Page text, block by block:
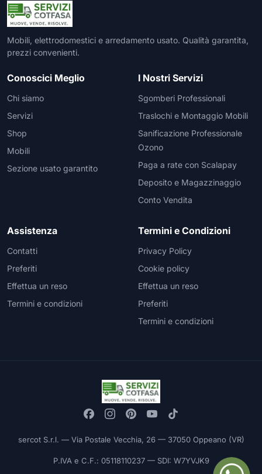
Mobili, elettrodomestici e arredamento usato. Qualità garantita,
prezzi convenienti.
Conoscici Meglio
Chi siamo
Servizi
Shop
Mobili
Sezione usato garantito
I Nostri Servizi
Sgomberi Professionali
Traslochi e Montaggio Mobili
Sanificazione Professionale
Ozono
Paga a rate con Scalapay
Deposito e Magazzinaggio
Conto Vendita
Assistenza
Contatti
Preferiti
Effettua un reso
Termini e condizioni
Termini e Condizioni
Privacy Policy
Cookie policy
Effettua un reso
Preferiti
Termini e condizioni
sercot S.r.l. — Via Postale Vecchia, 26 — 37050 Oppeano (VR)
P.IVA e C.F.: 05118110237 — SDI: W7YVJK9